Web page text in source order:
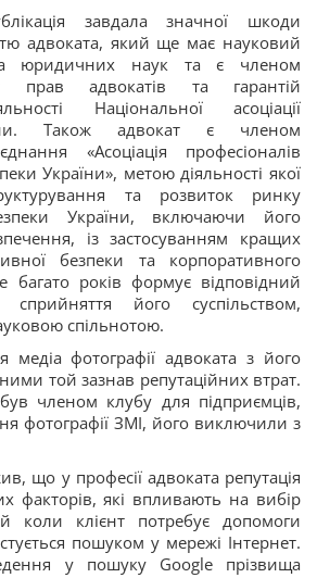
завдала значної шкоди
адвоката, який ще має науковий
юридичних наук та є членом
прав адвокатів та гарантій
Національної асоціації
Також адвокат є членом
«Асоціація професіоналів
України», метою діяльності якої
та розвиток ринку
України, включаючи його
із застосуванням кращих
безпеки та корпоративного
багато років формує відповідний
його суспільством,
спільнотою.
медіа фотографії адвоката з його
той зазнав репутаційних втрат.
членом клубу для підприємців,
фотографії ЗМІ, його виключили з
що у професії адвоката репутація
факторів, які впливають на вибір
коли клієнт потребує допомоги
пошуком у мережі Інтернет.
у пошуку Google прізвища